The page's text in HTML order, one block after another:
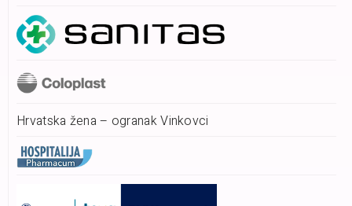
Hrvatska žena – ogranak Vinkovci